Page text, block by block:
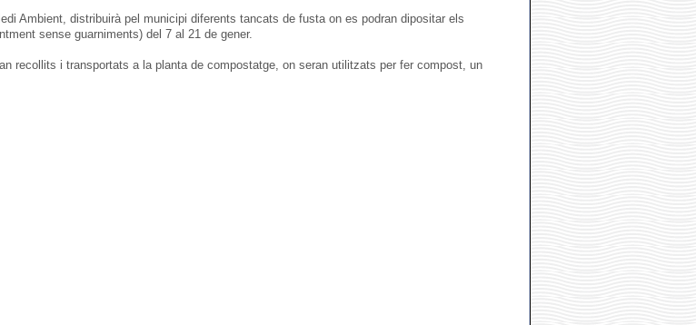
Ambient, distribuirà pel municipi diferents tancats de fusta on es podran dipositar els
sense guarniments) del 7 al 21 de gener.
recollits i transportats a la planta de compostatge, on seran utilitzats per fer compost, un